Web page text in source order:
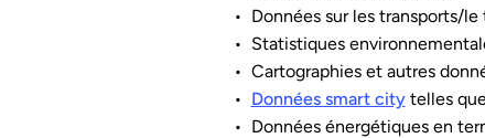
Données sur les transports/le
Statistiques
Cartographies et autres
Données smart citytelles
Données énergétiques en